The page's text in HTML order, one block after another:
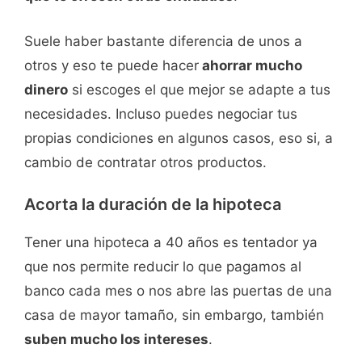
Suele haber bastante diferencia de unos a
otros y eso te puede hacer ahorrar mucho
dinero si escoges el que mejor se adapte a tus
necesidades. Incluso puedes negociar tus
propias condiciones en algunos casos, eso si, a
cambio de contratar otros productos.
Acorta la duración de la hipoteca
Tener una hipoteca a 40 años es tentador ya
que nos permite reducir lo que pagamos al
banco cada mes o nos abre las puertas de una
casa de mayor tamaño, sin embargo, también
suben mucho los intereses.